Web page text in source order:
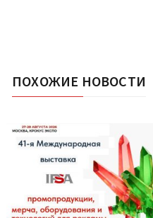
ПОХОЖИЕ НОВОСТИ